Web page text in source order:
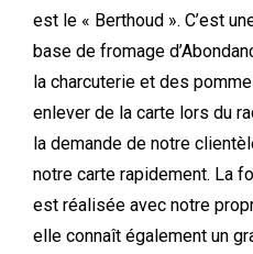
est le « Berthoud ». C’est
base de fromage d’A
la charcuterie et des
enlever de la carte lors du
la demande de notre
notre carte rapidement. La
est réalisée avec notre
elle connaît également un